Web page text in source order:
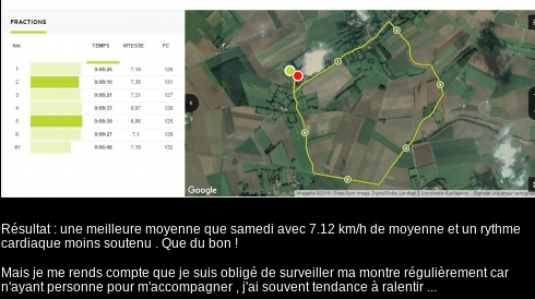
Résultat : une meilleure moyenne que samedi avec 7.12 km/h de moyenne et un rythme
cardiaque moins soutenu . Que du bon !
Mais je me rends compte que je suis obligé de surveiller ma montre régulièrement car
n'ayant personne pour m'accompagner , j'ai souvent tendance à ralentir ...